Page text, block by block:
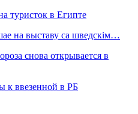
туристок в Египте
на выставу са шведскім…
снова открывается в
к ввезенной в РБ